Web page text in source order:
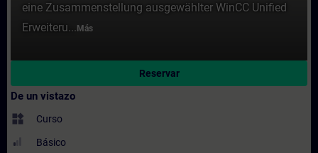
eine Zusammenstellung ausgewählter WinCC Unified
Erweiteru... Más
Reservar
De un vistazo
widgets Curso
Básico